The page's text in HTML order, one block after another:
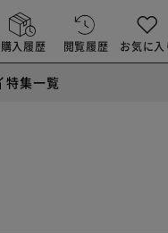
購入履歴 閲覧履歴 お気に入
特集一覧